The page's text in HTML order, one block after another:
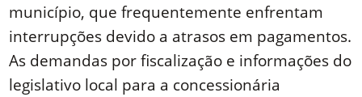
município, que frequentemente enfrentam
interrupções devido a atrasos em pagamentos.
As demandas por fiscalização e informações do
legislativo local para a concessionária